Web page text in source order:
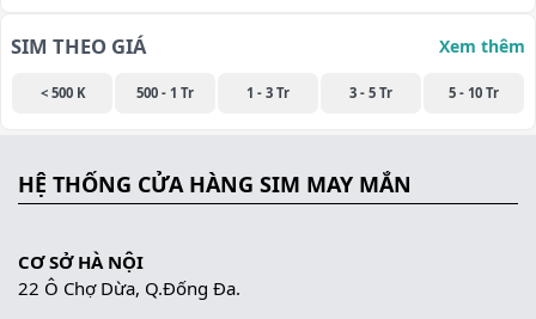
SIM THEO GIÁ Xem thêm
< 500 K 500 - 1 Tr 1 - 3 Tr 3 - 5 Tr 5 - 10 Tr
HỆ THỐNG CỬA HÀNG SIM MAY MẮN
CƠ SỞ HÀ NỘI
22 Ô Chợ Dừa, Q.Đống Đa.